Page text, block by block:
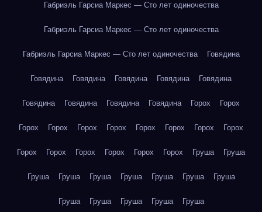
Габриэль Гарсиа Маркес — Сто лет одиночества
Габриэль Гарсиа Маркес — Сто лет одиночества
Габриэль Гарсиа Маркес — Сто лет одиночества Говядина
Говядина Говядина Говядина Говядина Говядина
Говядина Говядина Говядина Говядина Горох Горох
Горох Горох Горох Горох Горох Горох Горох Горох
Горох Горох Горох Горох Горох Горох Груша Груша
Груша Груша Груша Груша Груша Груша Груша
Груша Груша Груша Груша Груша